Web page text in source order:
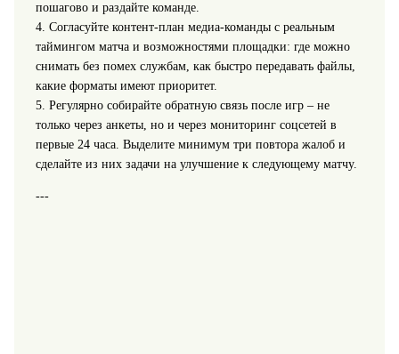
пошагово и раздайте команде.
4. Согласуйте контент-план медиа-команды с реальным
таймингом матча и возможностями площадки: где можно
снимать без помех службам, как быстро передавать файлы,
какие форматы имеют приоритет.
5. Регулярно собирайте обратную связь после игр – не
только через анкеты, но и через мониторинг соцсетей в
первые 24 часа. Выделите минимум три повтора жалоб и
сделайте из них задачи на улучшение к следующему матчу.
---